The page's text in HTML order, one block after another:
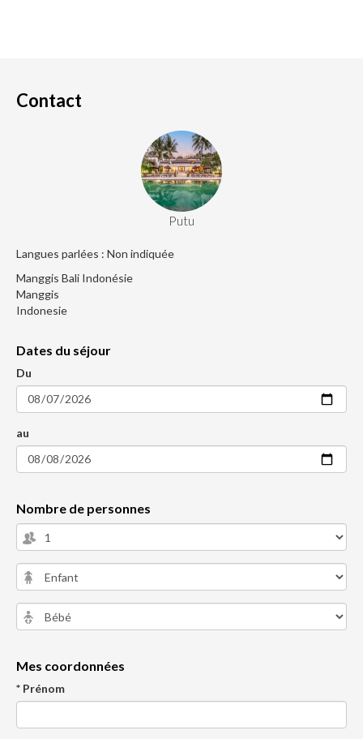
Contact
Putu
Langues parlées : Non indiquée
Manggis Bali Indonésie
Manggis
Indonesie
Dates du séjour
Du
au
Nombre de personnes
Mes coordonnées
* Prénom